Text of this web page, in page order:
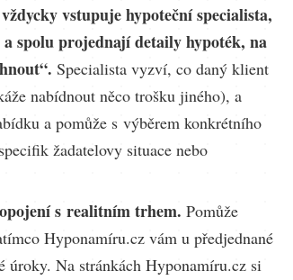
vstupuje hypoteční specialista,
spolu projednají detaily hypoték, na
Specialista vyzví, co daný klient
nabídnout něco trošku jiného), a
a pomůže s výběrem konkrétního
žadatelovy situace nebo
s realitním trhem. Pomůže
Hyponamíru.cz vám u předjednané
úroky. Na stránkách Hyponamíru.cz si